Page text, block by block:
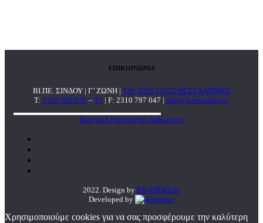
ΕΠΙΚΟΙΝΩΝΙΑ
ΒΙ.ΠΕ. ΣΙΝΔΟΥ | Γ’ ΖΩΝΗ | Τ.Θ. 1026 57022 ΘΕΣΣΑΛΟΝΙΚΗ
T: 2310 569 630 – 33 | F: 2310 797 047 | info@farmachem.gr
Πολιτική Προστασίας Δεδομένων
2022. Design by BRAND4Life
Developed by
Χρησιμοποιούμε cookies για να σας προσφέρουμε την καλύτερη